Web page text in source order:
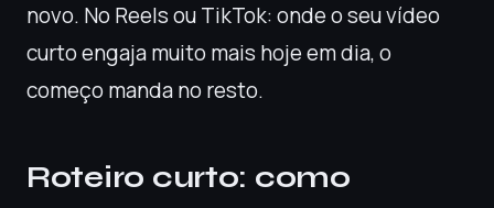
novo. No Reels ou TikTok: onde o seu vídeo
curto engaja muito mais hoje em dia, o
começo manda no resto.
Roteiro curto: como